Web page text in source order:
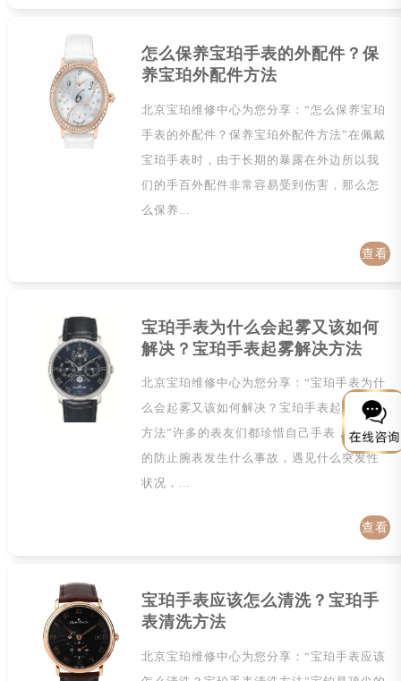
怎么保养宝珀手表的外配件？保
养宝珀外配件方法
北京宝珀维修中心为您分享：“怎么保养宝珀
手表的外配件？保养宝珀外配件方法”在佩戴
宝珀手表时，由于长期的暴露在外边所以我
们的手百外配件非常容易受到伤害，那么怎
么保养...
查看
宝珀手表为什么会起雾又该如何
解决？宝珀手表起雾解决方法
北京宝珀维修中心为您分享：“宝珀手表为什
么会起雾又该如何解决？宝珀手表起雾解决
方法”许多的表友们都珍惜自己手表，尽可能
的防止腕表发生什么事故，遇见什么突发性
状况，...
查看
宝珀手表应该怎么清洗？宝珀手
表清洗方法
北京宝珀维修中心为您分享：“宝珀手表应该